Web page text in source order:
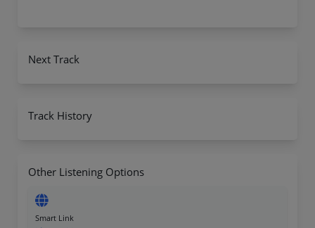
Next Track
Track History
Other Listening Options
Smart Link